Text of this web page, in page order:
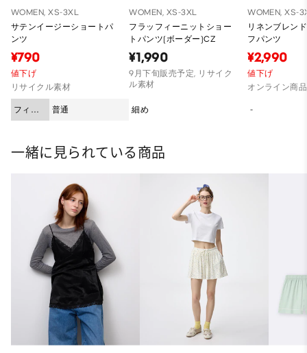
WOMEN, XS-3XL
サテンイージーショートパ
ンツ
¥790
値下げ
リサイクル素材
フィッ
ト
普通
WOMEN, XS-3XL
フラッフィーニットショー
トパンツ(ボーダー)CZ
¥1,990
9月下旬販売予定, リサイク
ル素材
細め
WOMEN, XS-
リネンブレン
フパンツ
¥2,990
値下げ
オンライン商品
-
一緒に見られている商品